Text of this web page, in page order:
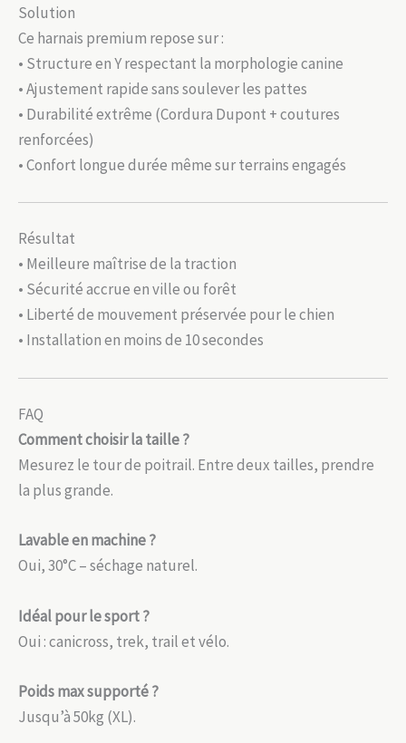
Solution
Ce harnais premium repose sur :
• Structure en Y respectant la morphologie canine
• Ajustement rapide sans soulever les pattes
• Durabilité extrême (Cordura Dupont + coutures
renforcées)
• Confort longue durée même sur terrains engagés
Résultat
• Meilleure maîtrise de la traction
• Sécurité accrue en ville ou forêt
• Liberté de mouvement préservée pour le chien
• Installation en moins de 10 secondes
FAQ
Comment choisir la taille ?
Mesurez le tour de poitrail. Entre deux tailles, prendre
la plus grande.
Lavable en machine ?
Oui, 30°C – séchage naturel.
Idéal pour le sport ?
Oui : canicross, trek, trail et vélo.
Poids max supporté ?
Jusqu’à 50kg (XL).